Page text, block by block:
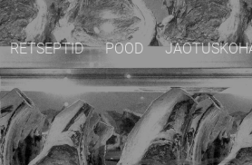
RETSEPTID POOD